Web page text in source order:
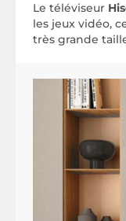
Le téléviseur
les jeux vidéo,
très grande